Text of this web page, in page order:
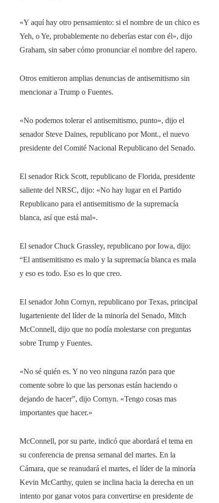
«Y aquí hay otro pensamiento: si el nombre de un chico es
Yeh, o Ye, probablemente no deberías estar con él», dijo
Graham, sin saber cómo pronunciar el nombre del rapero.
Otros emitieron amplias denuncias de antisemitismo sin
mencionar a Trump o Fuentes.
«No podemos tolerar el antisemitismo, punto», dijo el
senador Steve Daines, republicano por Mont., el nuevo
presidente del Comité Nacional Republicano del Senado.
El senador Rick Scott, republicano de Florida, presidente
saliente del NRSC, dijo: «No hay lugar en el Partido
Republicano para el antisemitismo de la supremacía
blanca, así que está mal».
El senador Chuck Grassley, republicano por Iowa, dijo:
“El antisemitismo es malo y la supremacía blanca es mala
y eso es todo. Eso es lo que creo.
El senador John Cornyn, republicano por Texas, principal
lugarteniente del líder de la minoría del Senado, Mitch
McConnell, dijo que no podía molestarse con preguntas
sobre Trump y Fuentes.
«No sé quién es. Y no veo ninguna razón para que
comente sobre lo que las personas están haciendo o
dejando de hacer”, dijo Cornyn. «Tengo cosas mas
importantes que hacer.»
McConnell, por su parte, indicó que abordará el tema en
su conferencia de prensa semanal del martes. En la
Cámara, que se reanudará el martes, el líder de la minoría
Kevin McCarthy, quien se inclina hacia la derecha en un
intento por ganar votos para convertirse en presidente de